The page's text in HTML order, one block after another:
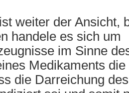
weiter der Ansicht,
handele es sich um
im Sinne
Medikaments
die Darreichung